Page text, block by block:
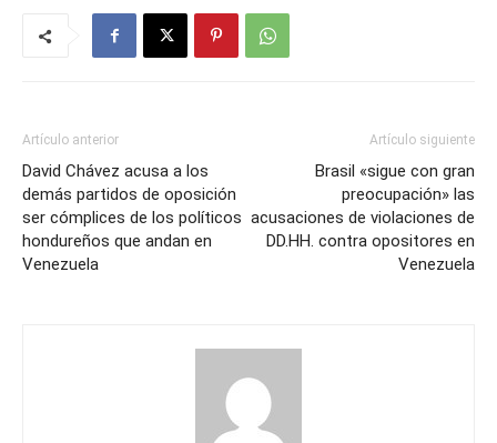
Artículo anterior
David Chávez acusa a los
demás partidos de oposición
ser cómplices de los políticos
hondureños que andan en
Venezuela
Artículo siguiente
Brasil «sigue con gran
preocupación» las
acusaciones de violaciones de
DD.HH. contra opositores en
Venezuela